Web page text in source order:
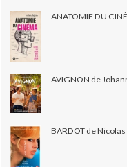
ANATOMIE DU
AVIGNON de
BARDOT de